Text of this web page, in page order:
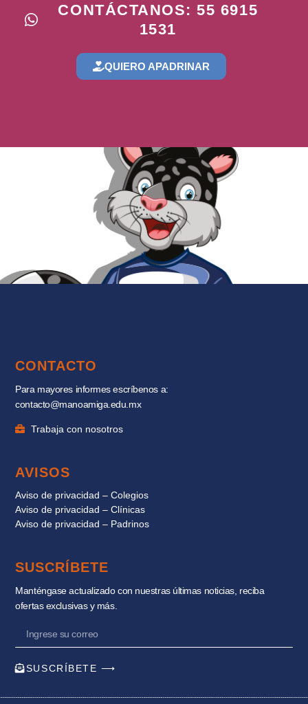
CONTÁCTANOS: 55 6915
1531
QUIERO APADRINAR
CONTACTO
Para mayores informes escríbenos a:
contacto@manoamiga.edu.mx
Trabaja con nosotros
AVISOS
Aviso de privacidad – Colegios
Aviso de privacidad – Clínicas
Aviso de privacidad – Padrinos
SUSCRÍBETE
Manténgase actualizado con nuestras últimas noticias, reciba
ofertas exclusivas y más.
SUSCRÍBETE ⟶